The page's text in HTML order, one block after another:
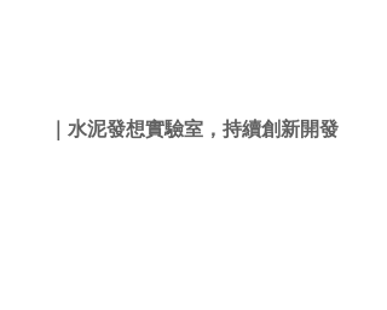
｜水泥發想實驗室，持續創新開發